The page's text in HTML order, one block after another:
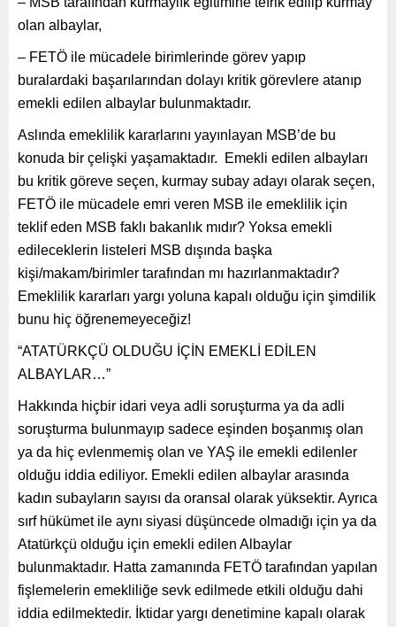
olan albaylar,
– FETÖ ile mücadele birimlerinde görev yapıp
buralardaki başarılarından dolayı kritik görevlere atanıp
emekli edilen albaylar bulunmaktadır.
Aslında emeklilik kararlarını yayınlayan MSB’de bu
konuda bir çelişki yaşamaktadır. Emekli edilen albayları
bu kritik göreve seçen, kurmay subay adayı olarak seçen,
FETÖ ile mücadele emri veren MSB ile emeklilik için
teklif eden MSB faklı bakanlık mıdır? Yoksa emekli
edileceklerin listeleri MSB dışında başka
kişi/makam/birimler tarafından mı hazırlanmaktadır?
Emeklilik kararları yargı yoluna kapalı olduğu için şimdilik
bunu hiç öğrenemeyeceğiz!
“ATATÜRKÇÜ OLDUĞU İÇİN EMEKLİ EDİLEN
ALBAYLAR…”
Hakkında hiçbir idari veya adli soruşturma ya da adli
soruşturma bulunmayıp sadece eşinden boşanmış olan
ya da hiç evlenmemiş olan ve YAŞ ile emekli edilenler
olduğu iddia ediliyor. Emekli edilen albaylar arasında
kadın subayların sayısı da oransal olarak yüksektir. Ayrıca
sırf hükümet ile aynı siyasi düşüncede olmadığı için ya da
Atatürkçü olduğu için emekli edilen Albaylar
bulunmaktadır. Hatta zamanında FETÖ tarafından yapılan
fişlemelerin emekliliğe sevk edilmede etkili olduğu dahi
iddia edilmektedir. İktidar yargı denetimine kapalı olarak